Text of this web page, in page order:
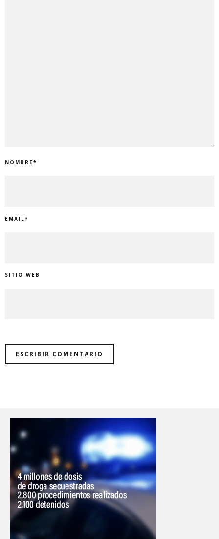
NOMBRE*
EMAIL*
SITIO WEB